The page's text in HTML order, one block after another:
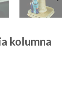
kolumna